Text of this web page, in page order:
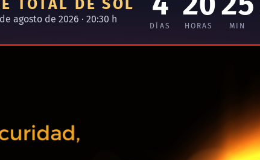
TOTAL DE SOL
agosto de 2026 · 20:30 h
DÍAS HORAS MIN